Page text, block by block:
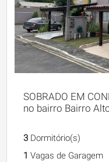
SOBRADO EM
no bairro Bairro
3Dormitório(s)
1 Vagas de Garagem